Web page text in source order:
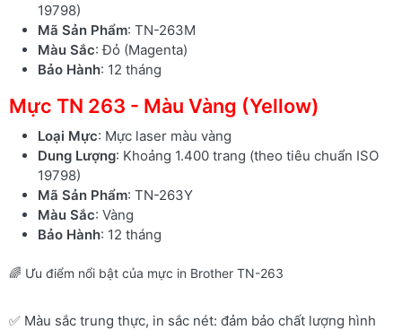
19798)
Mã Sản Phẩm: TN-263M
Màu Sắc: Đỏ (Magenta)
Bảo Hành: 12 tháng
Mực TN 263 - Màu Vàng (Yellow)
Loại Mực: Mực laser màu vàng
Dung Lượng: Khoảng 1.400 trang (theo tiêu chuẩn ISO
19798)
Mã Sản Phẩm: TN-263Y
Màu Sắc: Vàng
Bảo Hành: 12 tháng
🌈 Ưu điểm nổi bật của mực in Brother TN-263
✅ Màu sắc trung thực, in sắc nét: đảm bảo chất lượng hình